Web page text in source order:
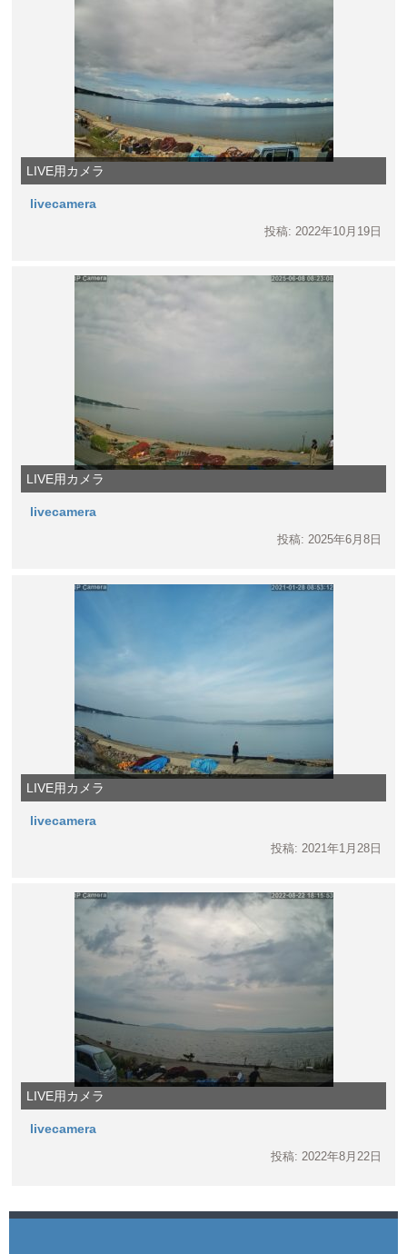
LIVE用カメラ
livecamera
投稿: 2022年10月19日
LIVE用カメラ
livecamera
投稿: 2025年6月8日
LIVE用カメラ
livecamera
投稿: 2021年1月28日
LIVE用カメラ
livecamera
投稿: 2022年8月22日